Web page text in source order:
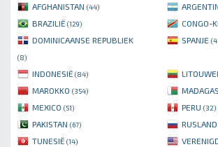
AFGHANISTAN (44)
BRAZILIË (129) CONGO-
DOMINICAANSE REPUBLIEK
(8)
SPANJE
INDONESIË (84)
MAROKKO (354)
MEXICO (51) PERU (32)
PAKISTAN (67) RUSLAND
TUNESIË (14)